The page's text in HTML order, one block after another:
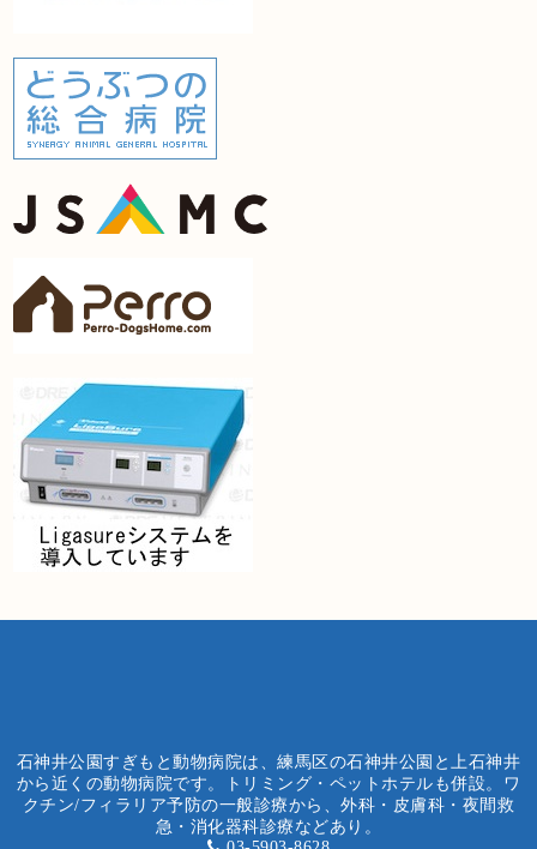
石神井公園すぎもと動物病院は、練馬区の石神井公園と上石神井
から近くの動物病院です。トリミング・ペットホテルも併設。ワ
クチン/フィラリア予防の一般診療から、外科・皮膚科・夜間救
急・消化器科診療などあり。